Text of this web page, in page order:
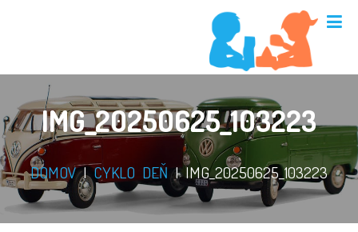
IMG_20250625_103223
DOMOV|CYKLO DEŇ|IMG_20250625_103223